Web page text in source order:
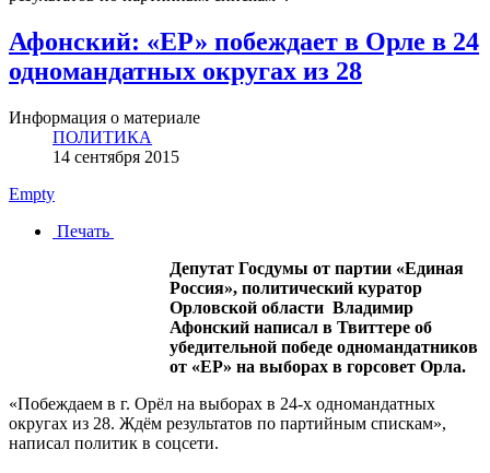
Афонский: «ЕР» побеждает в Орле в 24
одномандатных округах из 28
Информация о материале
ПОЛИТИКА
14 сентября 2015
Empty
Печать
Депутат Госдумы от партии «Единая
Россия», политический куратор
Орловской области Владимир
Афонский написал в Твиттере об
убедительной победе одномандатников
от «ЕР» на выборах в горсовет Орла.
«Побеждаем в г. Орёл на выборах в 24-х одномандатных
округах из 28. Ждём результатов по партийным спискам»,
написал политик в соцсети.